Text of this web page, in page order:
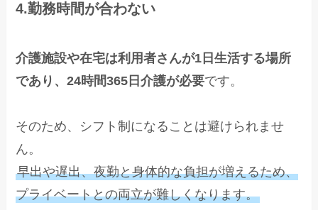
4.勤務時間が合わない
介護施設や在宅は利用者さんが1日生活する場所
であり、24時間365日介護が必要です。
そのため、シフト制になることは避けられませ
ん。
早出や遅出、夜勤と身体的な負担が増えるため、
プライベートとの両立が難しくなります。